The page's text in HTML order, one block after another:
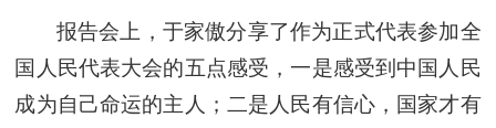
报告会上，于家傲分享了作为正式代表参加全
国人民代表大会的五点感受，一是感受到中国人民
成为自己命运的主人；二是人民有信心，国家才有